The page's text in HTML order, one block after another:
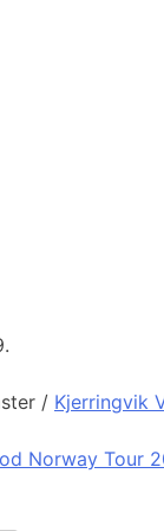
/ Kjerringvik
Norway Tour